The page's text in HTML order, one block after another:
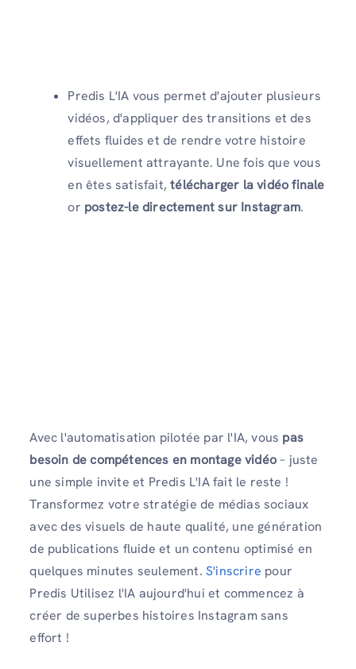
Predis L'IA vous permet d'ajouter plusieurs
vidéos, d'appliquer des transitions et des
effets fluides et de rendre votre histoire
visuellement attrayante. Une fois que vous
en êtes satisfait,télécharger la vidéo finale
or postez-le directement sur Instagram.
Avec l'automatisation pilotée par l'IA, vous pas
besoin de compétences en montage vidéo– juste
une simple invite et Predis L'IA fait le reste !
Transformez votre stratégie de médias sociaux
avec des visuels de haute qualité, une génération
de publications fluide et un contenu optimisé en
quelques minutes seulement. S'inscrire pour
Predis Utilisez l'IA aujourd'hui et commencez à
créer de superbes histoires Instagram sans
effort !